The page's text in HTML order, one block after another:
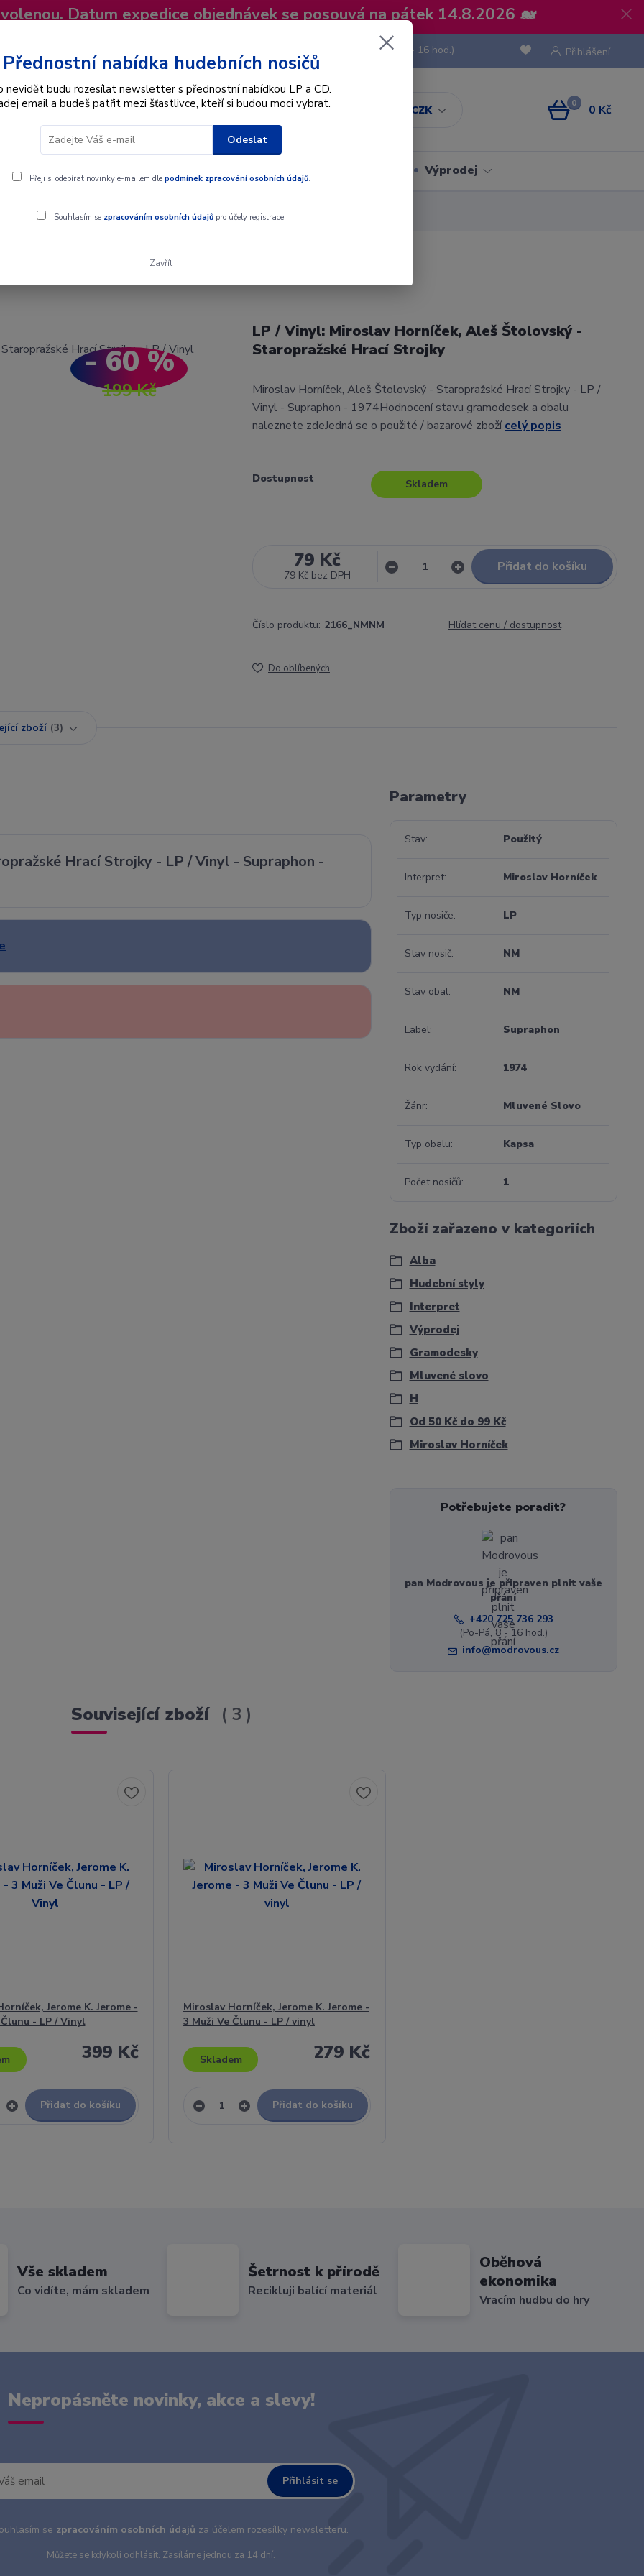
Datum expedice objednávek se posouvá na pátek 14.8.2026 🐋
CZK
Přihlášení
Hledat
(Po-Pá, 8 - 16 hod.)
0 0 Kč
Interpret Dárkové poukazy Výprodej
Staropražské Hrací Strojky - LP / Vinyl
Staropražské Hrací Strojky - LP / Vinyl
199 Kč
- 60 %
LP / Vinyl: Miroslav Horníček, Aleš Štolovský -
Staropražské Hrací Strojky
Miroslav Horníček, Aleš Štolovský - Staropražské Hrací Strojky - LP /
Vinyl - Supraphon - 1974Hodnocení stavu gramodesek a obalu
naleznete zdeJedná se o použité / bazarové zbožícelý popis
Dostupnost Skladem
79 Kč
79 Kč bez DPH
Přidat do košíku
Číslo produktu: 2166_NMNM Hlídat cenu / dostupnost
Do oblíbených
zboží 3
Hrací Strojky - LP / Vinyl - Supraphon -
Parametry
Stav Použitý
Interpret Miroslav Horníček
Typ nosiče LP
Stav nosič NM
Stav obal NM
Label Supraphon
Rok vydání 1974
Žánr Mluvené Slovo
Typ obalu Kapsa
Počet nosičů 1
Zboží zařazeno v kategoriích
Alba
Hudební styly
Interpret
Výprodej
Gramodesky
Mluvené slovo
H
Od 50 Kč do 99 Kč
Miroslav Horníček
Potřebujete poradit?
pan Modrovous je připraven plnit vaše
přání
+420 725 736 293
(Po-Pá, 8 - 16 hod.)
info@modrovous.cz
Související zboží 3
Jerome K. Jerome -
- LP / Vinyl
399 Kč
Přidat do košíku
Miroslav Horníček, Jerome K. Jerome -
3 Muži Ve Člunu - LP / vinyl
279 Kč
Skladem
Přidat do košíku
Vše skladem
Co vidíte, mám skladem
Šetrnost k přírodě
Recikluji balící materiál
Oběhová
ekonomika
Vracím hudbu do hry
Nepropásněte novinky, akce a slevy!
Přihlásit se
se zpracováním osobních údajů za účelem rozesílky newsletteru.
Můžete se kdykoli odhlásit. Zasíláme jednou za 14 dní.
Přednostní nabídka hudebních nosičů
nevidět budu rozesílat newsletter s přednostní nabídkou LP a CD.
email a budeš patřit mezi šťastlivce, kteří si budou moci vybrat.
Odeslat
Přeji si odebírat novinky e-mailem dle podmínek zpracování osobních údajů.
Souhlasím se zpracováním osobních údajůpro účely registrace.
Zavřít